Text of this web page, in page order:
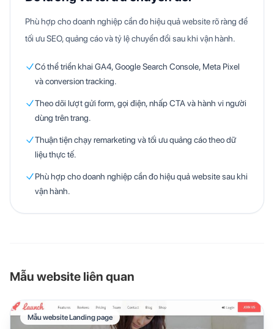
Phù hợp cho doanh nghiệp cần đo hiệu quả website rõ ràng để
tối ưu SEO, quảng cáo và tỷ lệ chuyển đổi sau khi vận hành.
Có thể triển khai GA4, Google Search Console, Meta Pixel
và conversion tracking.
Theo dõi lượt gửi form, gọi điện, nhấp CTA và hành vi người
dùng trên trang.
Thuận tiện chạy remarketing và tối ưu quảng cáo theo dữ
liệu thực tế.
Phù hợp cho doanh nghiệp cần đo hiệu quả website sau khi
vận hành.
Mẫu website liên quan
Mẫu website Landing page